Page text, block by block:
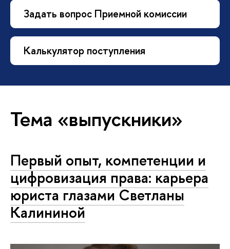
Задать вопрос Приемной комиссии
Калькулятор поступления
Тема «выпускники»
Первый опыт, компетенции и
цифровизация права: карьера
юриста глазами Светланы
Калининой